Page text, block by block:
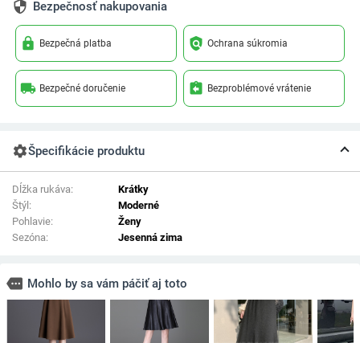
security Bezpečnosť nakupovania
lock Bezpečná platba policy Ochrana súkromia
local_shipping Bezpečné doručenie assignment_return Bezproblémové vrátenie
settingsŠpecifikácie produktu
Dĺžka rukáva:
Krátky
Štýl:
Moderné
Pohlavie:
Ženy
Sezóna:
Jesenná zima
more Mohlo by sa vám páčiť aj toto